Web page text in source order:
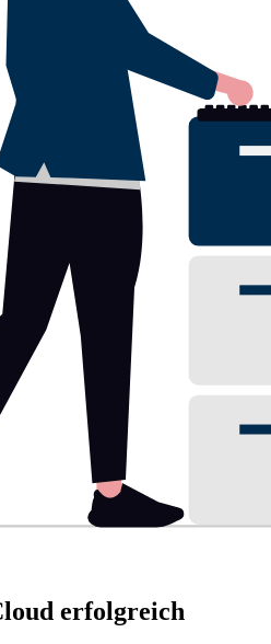
erfolgreich